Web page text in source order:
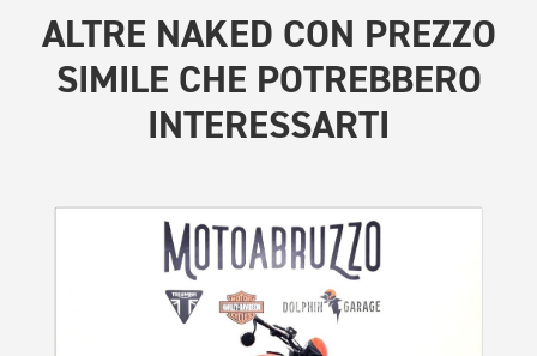
ALTRE NAKED CON PREZZO
SIMILE CHE POTREBBERO
INTERESSARTI